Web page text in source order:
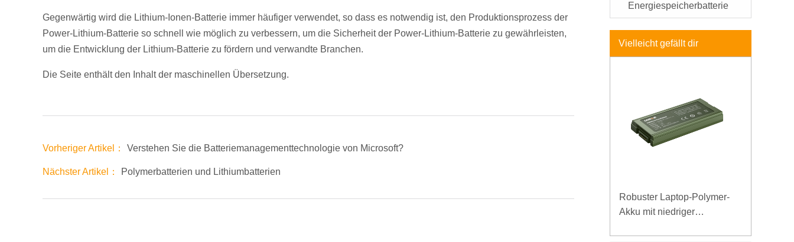
Gegenwärtig wird die Lithium-Ionen-Batterie immer häufiger verwendet, so dass es notwendig ist, den Produktionsprozess der
Power-Lithium-Batterie so schnell wie möglich zu verbessern, um die Sicherheit der Power-Lithium-Batterie zu gewährleisten,
um die Entwicklung der Lithium-Batterie zu fördern und verwandte Branchen.
Die Seite enthält den Inhalt der maschinellen Übersetzung.
Vorheriger Artikel： Verstehen Sie die Batteriemanagementtechnologie von Microsoft?
Nächster Artikel： Polymerbatterien und Lithiumbatterien
Energiespeicherbatterie
Vielleicht gefällt dir
Robuster Laptop-Polymer-
Akku mit niedriger